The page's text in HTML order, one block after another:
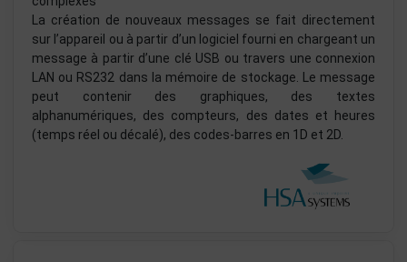
structure claire évite les arborescences de menus
complexes
La création de nouveaux messages se fait directement
sur l’appareil ou à partir d’un logiciel fourni en chargeant un
message à partir d’une clé USB ou travers une connexion
LAN ou RS232 dans la mémoire de stockage. Le message
peut contenir des graphiques, des textes
alphanumériques, des compteurs, des dates et heures